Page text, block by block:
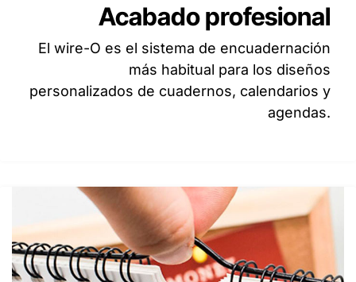
Acabado profesional
El wire-O es el sistema de encuadernación
más habitual para los diseños
personalizados de cuadernos, calendarios y
agendas.